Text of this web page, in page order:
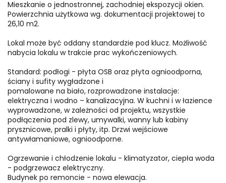
Mieszkanie o jednostronnej, zachodniej ekspozycji okien.
Powierzchnia użytkowa wg. dokumentacji projektowej to
26,10 m2.
Lokal może być oddany standardzie pod klucz. Możliwość
nabycia lokalu w trakcie prac wykończeniowych.
Standard: podłogi - płyta OSB oraz płyta ognioodporna,
ściany i sufity wygładzone i
pomalowane na biało, rozprowadzone instalacje:
elektryczna i wodno – kanalizacyjna. W kuchni i w łazience
wyprowadzone, w zależności od projektu, wszystkie
podłączenia pod zlewy, umywalki, wanny lub kabiny
prysznicowe, pralki i płyty, itp. Drzwi wejściowe
antywłamaniowe, ognioodporne.
Ogrzewanie i chłodzenie lokalu - klimatyzator, ciepła woda
- podgrzewacz elektryczny.
Budynek po remoncie - nowa elewacja.